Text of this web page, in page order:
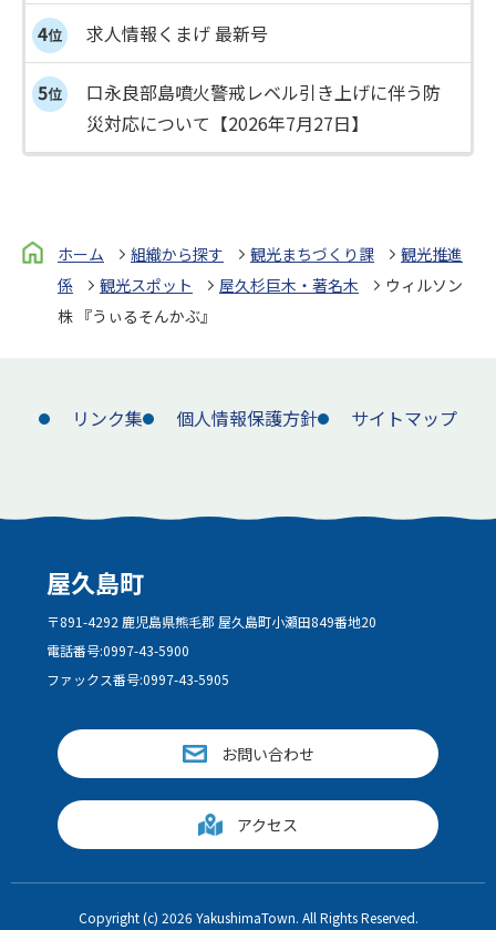
求人情報くまげ 最新号
口永良部島噴火警戒レベル引き上げに伴う防
災対応について【2026年7月27日】
ホーム 組織から探す 観光まちづくり課
観光推進
係
観光スポット 屋久杉巨木・著名木
ウィルソン
株 『うぃるそんかぶ』
リンク集 個人情報保護方針 サイトマップ
屋久島町
〒891-4292 鹿児島県熊毛郡 屋久島町小瀬田849番地20
電話番号:0997-43-5900
ファックス番号:0997-43-5905
お問い合わせ
アクセス
Copyright (c) 2026 YakushimaTown. All Rights Reserved.